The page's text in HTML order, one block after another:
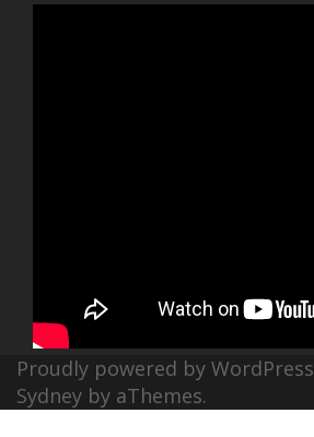
Proudly powered by WordPress
Sydney by aThemes.